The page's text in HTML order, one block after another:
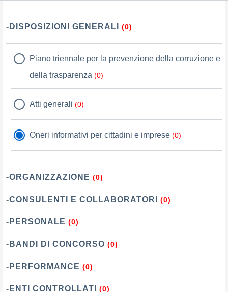
-DISPOSIZIONI GENERALI (0)
Piano triennale per la prevenzione della corruzione e
della trasparenza (0)
Atti generali (0)
Oneri informativi per cittadini e imprese (0)
-ORGANIZZAZIONE (0)
-CONSULENTI E COLLABORATORI (0)
-PERSONALE (0)
-BANDI DI CONCORSO (0)
-PERFORMANCE (0)
-ENTI CONTROLLATI (0)